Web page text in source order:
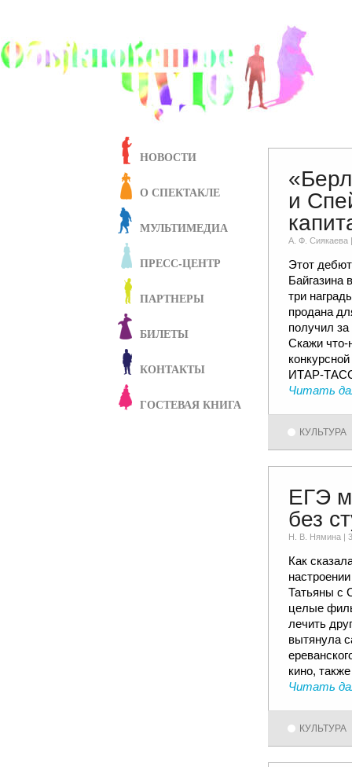
НОВОСТИ
О СПЕКТАКЛЕ
МУЛЬТИМЕДИА
ПРЕСС-ЦЕНТР
ПАРТНЕРЫ
БИЛЕТЫ
КОНТАКТЫ
ГОСТЕВАЯ КНИГА
и
А. Ф. Сиякаевa
Этот
Байгазина
три
продана
получил
Скажи что-
ИТАР-
Читать
КУЛЬТУРА
ЕГЭ
без
Н. В. Няминa |
Как
Татьяны с
целые
лечить
вытянула
кино,
Читать
КУЛЬТУРА